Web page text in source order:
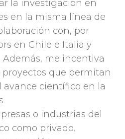
la investigación en
en la misma línea de
con, por
en Chile e Italia y
Además, me incentiva
proyectos que permitan
avance científico en la
o industrias del
como privado.